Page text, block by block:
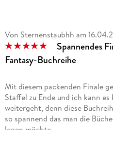
Die Einführung der neuen
Beschützer der anderen
und die Charaktere fügen sich
Die einzelnen Aktionen zur
auch sehr kniffelige Situationen
ihrer misslichen Lage
Wieder ein gelungener Band
Von Sternenstaubhh am
Spannendes
Fantasy-Buchreihe
Mit diesem packenden Finale
Staffel zu Ende und ich kann es
weitergeht, denn diese
so spannend das man die
legen möchte.